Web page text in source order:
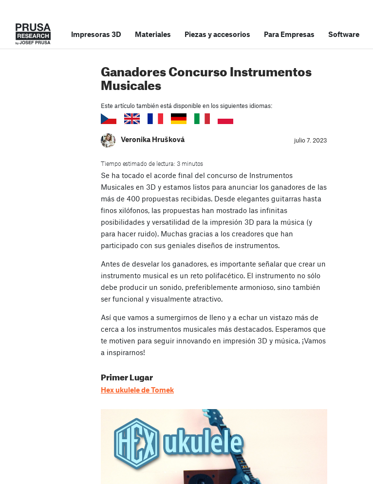
Impresoras 3D Materiales Piezas y accesorios Para Empresas Software
Ganadores Concurso Instrumentos
Musicales
Este artículo también está disponible en los siguientes idiomas:
Veronika Hrušková julio 7. 2023
Tiempo estimado de lectura: 3 minutos
Se ha tocado el acorde final del concurso de Instrumentos
Musicales en 3D y estamos listos para anunciar los ganadores de las
más de 400 propuestas recibidas. Desde elegantes guitarras hasta
finos xilófonos, las propuestas han mostrado las infinitas
posibilidades y versatilidad de la impresión 3D para la música (y
para hacer ruido). Muchas gracias a los creadores que han
participado con sus geniales diseños de instrumentos.
Antes de desvelar los ganadores, es importante señalar que crear un
instrumento musical es un reto polifacético. El instrumento no sólo
debe producir un sonido, preferiblemente armonioso, sino también
ser funcional y visualmente atractivo.
Así que vamos a sumergirnos de lleno y a echar un vistazo más de
cerca a los instrumentos musicales más destacados. Esperamos que
te motiven para seguir innovando en impresión 3D y música. ¡Vamos
a inspirarnos!
Primer Lugar
Hex ukulele de Tomek